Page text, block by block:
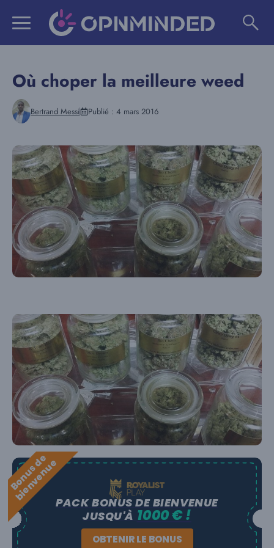
Où choper la meilleure weed
Bertrand Messi Publié : 4 mars 2016
B
o
n
u
s
d
e
b
i
e
n
v
e
n
u
ePACK BONUS DE BIENVENUE
JUSQU'À 1000 € !
OBTENIR LE BONUS